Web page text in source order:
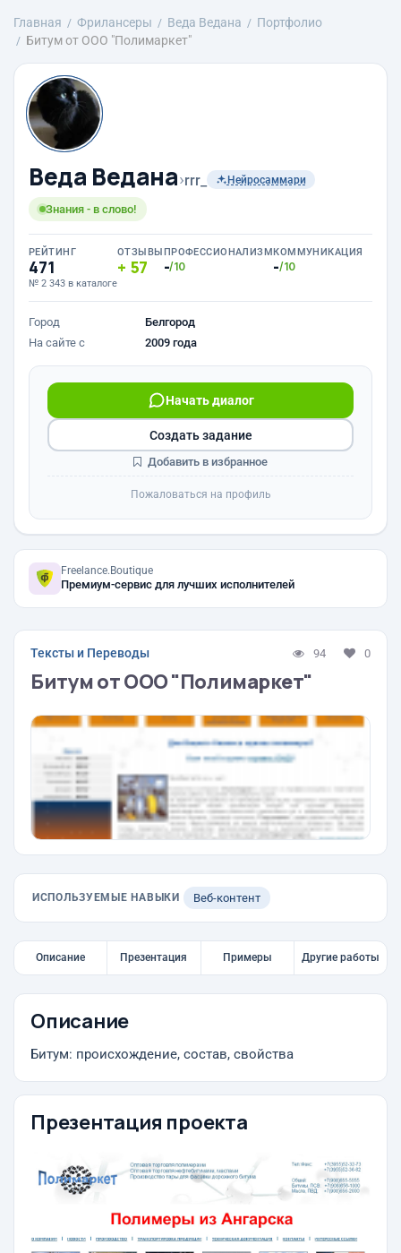
Главная Фрилансеры Веда Ведана
Портфолио
Битум от ООО "Полимаркет"
Веда Ведана›rrr_ Нейросаммари
Знания - в слово!
РЕЙТИНГ
471
№ 2 343 в каталоге
ОТЗЫВЫ
57
ПРОФЕССИОНАЛИЗМ
-/10
КОММУНИКАЦИЯ
-/10
Город
Белгород
На сайте с
2009 года
Начать диалог
Создать задание
Добавить в избранное
Пожаловаться на профиль
Freelance.Boutique
Премиум-сервис для лучших исполнителей
Тексты и Переводы 94 0
Битум от ООО "Полимаркет"
ИСПОЛЬЗУЕМЫЕ НАВЫКИ Веб-контент
Описание Презентация Примеры Другие работы
Описание
Битум: происхождение, состав, свойства
Презентация проекта